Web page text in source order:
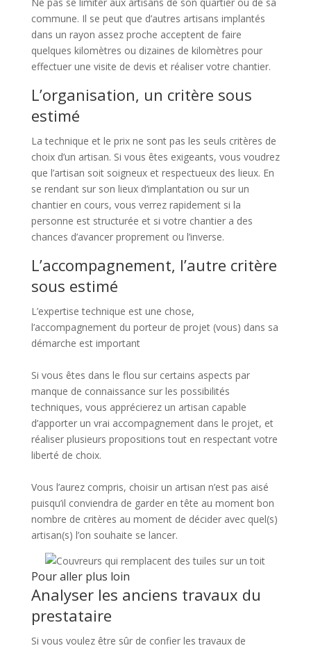
commune. Il se peut que d’autres artisans implantés
dans un rayon assez proche acceptent de faire
quelques kilomètres ou dizaines de kilomètres pour
effectuer une visite de devis et réaliser votre chantier.
L’organisation, un critère sous
estimé
La technique et le prix ne sont pas les seuls critères de
choix d’un artisan. Si vous êtes exigeants, vous voudrez
que l’artisan soit soigneux et respectueux des lieux. En
se rendant sur son lieux d’implantation ou sur un
chantier en cours, vous verrez rapidement si la
personne est structurée et si votre chantier a des
chances d’avancer proprement ou l’inverse.
L’accompagnement, l’autre critère
sous estimé
L’expertise technique est une chose,
l’accompagnement du porteur de projet (vous) dans sa
démarche est important
Si vous êtes dans le flou sur certains aspects par
manque de connaissance sur les possibilités
techniques, vous apprécierez un artisan capable
d’apporter un vrai accompagnement dans le projet, et
réaliser plusieurs propositions tout en respectant votre
liberté de choix.
Vous l’aurez compris, choisir un artisan n’est pas aisé
puisqu’il conviendra de garder en tête au moment bon
nombre de critères au moment de décider avec quel(s)
artisan(s) l’on souhaite se lancer.
Pour aller plus loin
Analyser les anciens travaux du
prestataire
Si vous voulez être sûr de confier les travaux de